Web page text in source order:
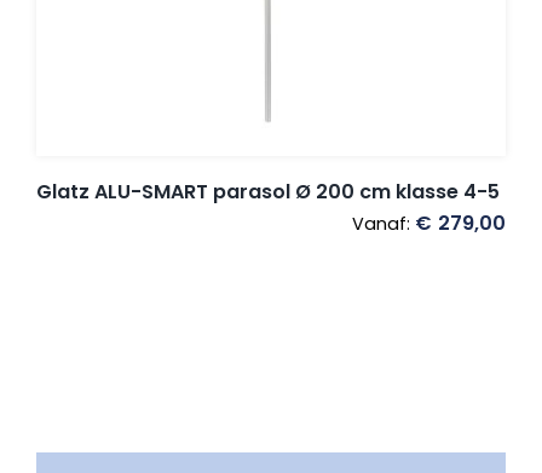
Glatz ALU-SMART parasol Ø 200 cm klasse 4-5
Vanaf: € 279,00